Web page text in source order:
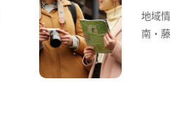
地域
南・